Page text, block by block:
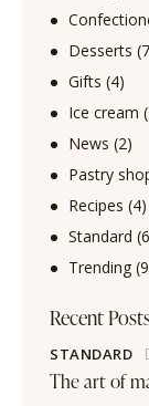
Desserts
Gifts (4)
Ice cream
News (2)
Pastry
Recipes (4)
Standard
Trending
Recent
STANDARD
The art of